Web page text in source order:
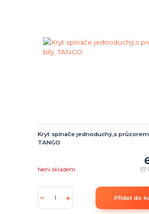
Kryt spínače jednoduchý,s
TANGO
57
Není skladem
Přidat do